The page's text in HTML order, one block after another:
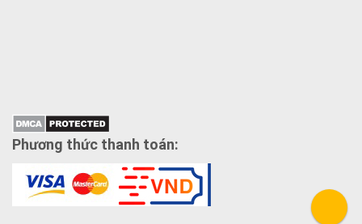
Phương thức thanh toán: